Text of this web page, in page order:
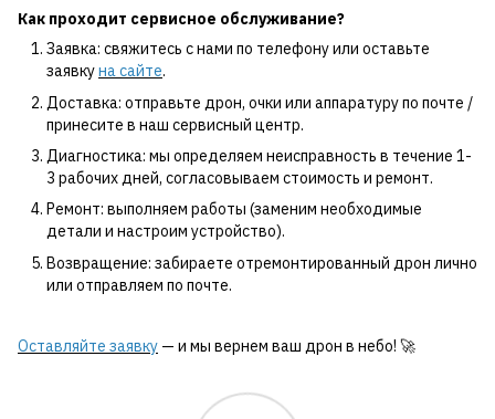
Как проходит сервисное обслуживание?
Заявка: свяжитесь с нами по телефону или оставьте
заявкуна сайте.
Доставка: отправьте дрон, очки или аппаратуру по почте /
принесите в наш сервисный центр.
Диагностика: мы определяем неисправность в течение 1-
3 рабочих дней, согласовываем стоимость и ремонт.
Ремонт: выполняем работы (заменим необходимые
детали и настроим устройство).
Возвращение: забираете отремонтированный дрон лично
или отправляем по почте.
Оставляйте заявку — и мы вернем ваш дрон в небо! 🚀